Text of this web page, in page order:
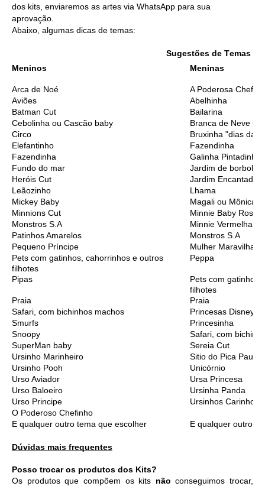
dos kits, enviaremos as artes via WhatsApp para sua
aprovação.
Abaixo, algumas dicas de temas:
Sugestões de Temas
Meninos
Meninas
Arca de Noé
A Poderosa
Aviões
Abelhinha
Batman Cut
Bailarina
Cebolinha ou Cascão baby
Branca de Neve Cut
Circo
Bruxinha "dias das
Elefantinho
Fazendinha
Fazendinha
Galinha Pintadinha
Fundo do mar
Jardim de
Heróis Cut
Jardim Encantado
Leãozinho
Lhama
Mickey Baby
Magali ou Mônica
Minnions Cut
Minnie Baby Rosa
Monstros S.A
Minnie Vermelha
Patinhos Amarelos
Monstros S.A
Pequeno Príncipe
Mulher Maravilha
Pets com gatinhos, cahorrinhos e outros
filhotes
Peppa
Pipas
Pets com
filhotes
Praia
Praia
Safari, com bichinhos machos
Princesas Disney
Smurfs
Princesinha
Snoopy
Safari, com
SuperMan baby
Sereia Cut
Ursinho Marinheiro
Sitio do Pica Pau
Ursinho Pooh
Unicórnio
Urso Aviador
Ursa Princesa
Urso Baloeiro
Ursinha Panda
Urso Principe
Ursinhos
O Poderoso Chefinho
E qualquer outro tema que escolher
E qualquer outro
Dúvidas mais frequentes
Posso trocar os produtos dos Kits?
Os produtos que compõem os kits não conseguimos trocar,